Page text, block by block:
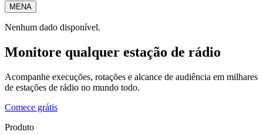
MENA
Nenhum dado disponível.
Monitore qualquer estação de rádio
Acompanhe execuções, rotações e alcance de audiência em milhares
de estações de rádio no mundo todo.
Comece grátis
Produto